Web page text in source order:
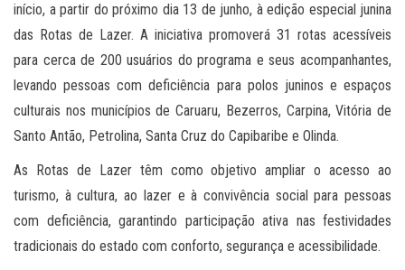
início, a partir do próximo dia 13 de junho, à edição especial junina
das Rotas de Lazer. A iniciativa promoverá 31 rotas acessíveis
para cerca de 200 usuários do programa e seus acompanhantes,
levando pessoas com deficiência para polos juninos e espaços
culturais nos municípios de Caruaru, Bezerros, Carpina, Vitória de
Santo Antão, Petrolina, Santa Cruz do Capibaribe e Olinda.
As Rotas de Lazer têm como objetivo ampliar o acesso ao
turismo, à cultura, ao lazer e à convivência social para pessoas
com deficiência, garantindo participação ativa nas festividades
tradicionais do estado com conforto, segurança e acessibilidade.